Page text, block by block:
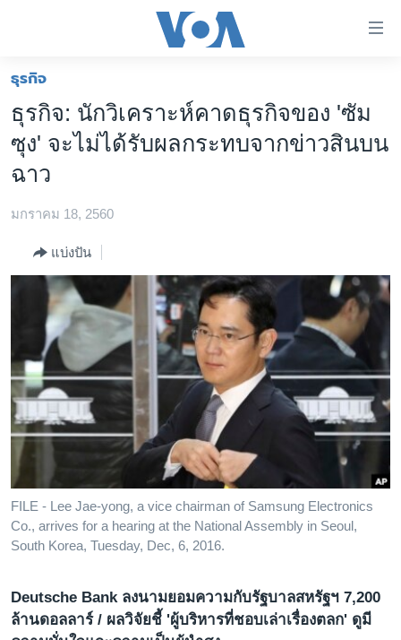
ต่อ
ไป
เนื้อหา
หลัก
ไป
ข้าม
ค้นหา
หน้าหลัก
โลก
เอเชีย
ไทย
ธุรกิจ
วิทยาศาสตร์
สังคมและสุขภาพ
ไลฟ์สไตล์
ตรวจสอบข่าว
เรียนรู้ภาษาอังกฤษ
พอดคาสต์
ติดตามเรา
ธุรกิจ
ธุรกิจ: นักวิเคราะห์คาดธุรกิจของ 'ซัม
ซุง' จะไม่ได้รับผลกระทบจากข่าวสินบน
ฉาว
มกราคม 18, 2560
แบ่งปัน
FILE - Lee Jae-yong, a vice chairman of Samsung Electronics
Co., arrives for a hearing at the National Assembly in Seoul,
South Korea, Tuesday, Dec, 6, 2016.
Deutsche Bank ลงนามยอมความกับรัฐบาลสหรัฐฯ 7,200
ล้านดอลลาร์ / ผลวิจัยชี้ 'ผู้บริหารที่ชอบเล่าเรื่องตลก' ดูมี